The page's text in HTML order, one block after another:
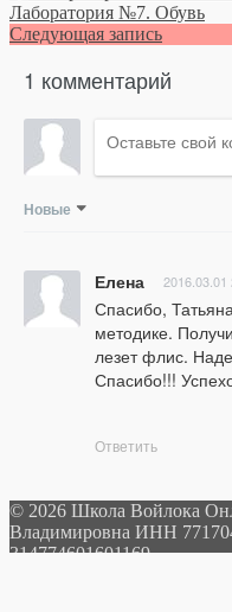
Лаборатория №7. Обувь
Следующая запись
1 комментарий
Новые
Елена 2016.03.01
Спасибо,
методике.
лезет флис.
Спасибо!!!